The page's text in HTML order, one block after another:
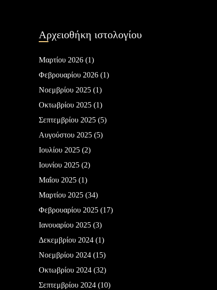
Αρχειοθήκη ιστολογίου
Μαρτίου 2026(1)
Φεβρουαρίου 2026(1)
Νοεμβρίου 2025(1)
Οκτωβρίου 2025(1)
Σεπτεμβρίου 2025(5)
Αυγούστου 2025(5)
Ιουλίου 2025(2)
Ιουνίου 2025(2)
Μαΐου 2025(1)
Μαρτίου 2025(34)
Φεβρουαρίου 2025(17)
Ιανουαρίου 2025(3)
Δεκεμβρίου 2024(1)
Νοεμβρίου 2024(15)
Οκτωβρίου 2024(32)
Σεπτεμβρίου 2024(10)